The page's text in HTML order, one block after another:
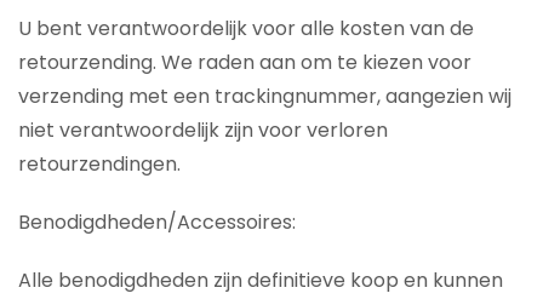
U bent verantwoordelijk voor alle kosten van de
retourzending. We raden aan om te kiezen voor
verzending met een trackingnummer, aangezien wij
niet verantwoordelijk zijn voor verloren
retourzendingen.
Benodigdheden/Accessoires:
Alle benodigdheden zijn definitieve koop en kunnen